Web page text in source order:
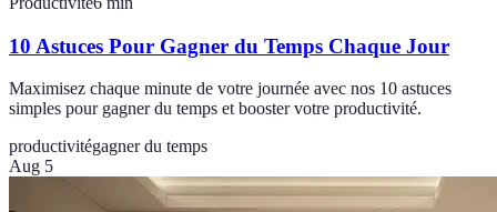
10 Astuces Pour Gagner du Temps Chaque Jour
Maximisez chaque minute de votre journée avec nos 10 astuces
simples pour gagner du temps et booster votre productivité.
productivitégagner du temps
Aug 5